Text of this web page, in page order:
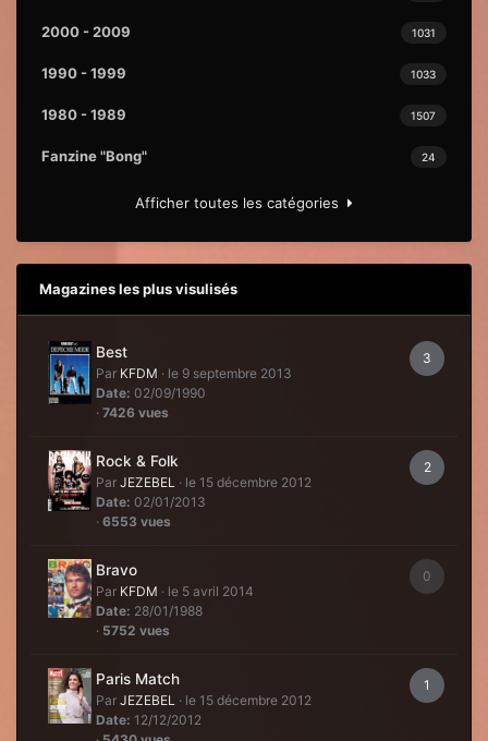
1031
2000 - 2009
1033
1990 - 1999
1507
1980 - 1989
24
Fanzine "Bong"
Afficher toutes les catégories
Magazines les plus visulisés
3
Best
Par KFDM · le 9 septembre 2013
Date: 02/09/1990
· 7426 vues
2
Rock & Folk
Par JEZEBEL · le 15 décembre 2012
Date: 02/01/2013
· 6553 vues
0
Bravo
Par KFDM · le 5 avril 2014
Date: 28/01/1988
· 5752 vues
1
Paris Match
Par JEZEBEL · le 15 décembre 2012
Date: 12/12/2012